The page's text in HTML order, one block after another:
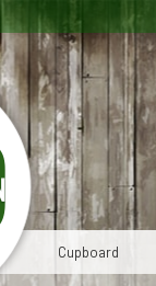
Cupboard